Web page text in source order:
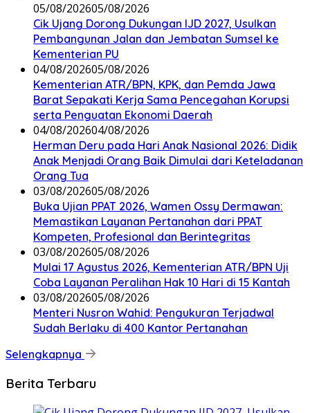
05/08/202605/08/2026
Cik Ujang Dorong Dukungan IJD 2027, Usulkan
Pembangunan Jalan dan Jembatan Sumsel ke
Kementerian PU
04/08/202605/08/2026
Kementerian ATR/BPN, KPK, dan Pemda Jawa
Barat Sepakati Kerja Sama Pencegahan Korupsi
serta Penguatan Ekonomi Daerah
04/08/202604/08/2026
Herman Deru pada Hari Anak Nasional 2026: Didik
Anak Menjadi Orang Baik Dimulai dari Keteladanan
Orang Tua
03/08/202605/08/2026
Buka Ujian PPAT 2026, Wamen Ossy Dermawan:
Memastikan Layanan Pertanahan dari PPAT
Kompeten, Profesional dan Berintegritas
03/08/202605/08/2026
Mulai 17 Agustus 2026, Kementerian ATR/BPN Uji
Coba Layanan Peralihan Hak 10 Hari di 15 Kantah
03/08/202605/08/2026
Menteri Nusron Wahid: Pengukuran Terjadwal
Sudah Berlaku di 400 Kantor Pertanahan
Selengkapnya
Berita Terbaru